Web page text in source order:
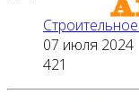
07 июля 2024
421